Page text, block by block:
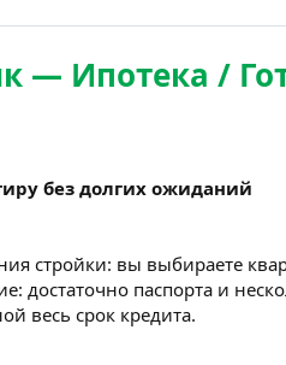
— Ипотека /
без долгих ожиданий
стройки: вы выбираете
достаточно паспорта и
весь срок кредита.